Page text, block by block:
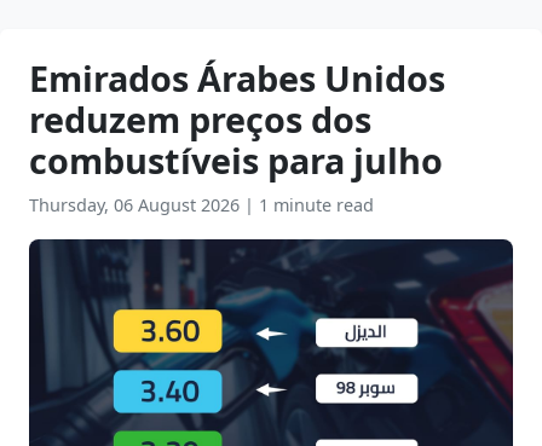
Emirados Árabes Unidos
reduzem preços dos
combustíveis para julho
Thursday, 06 August 2026 | 1 minute read